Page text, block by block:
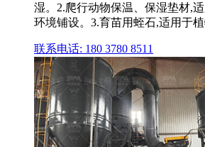
湿。2.爬行动物保温、保湿垫材,
环境铺设。3.育苗用蛭石,适用于
联系电话: 180 3780 8511